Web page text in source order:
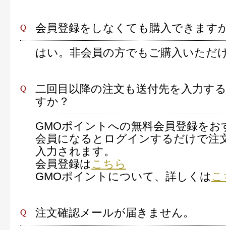
会員登録をしなくても購入できます
はい。非会員の方でもご購入いただ
二回目以降の注文も送付先を入力す
すか？
GMOポイントへの無料会員登録を
会員になるとログインするだけで注
入力されます。
会員登録は こちら
GMOポイントについて、詳しくは こ
注文確認メールが届きません。